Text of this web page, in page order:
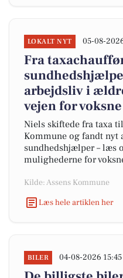
LOKALT NYT 05-08-
Fra
arbejdsliv i
vejen for
Niels skiftede fra taxa
Kommune og fandt nyt
sundhedshjælper – læs
mulighederne for
Kilde: Assens Kommune
Læs hele artiklen her
BILER 04-08-2026 15:45